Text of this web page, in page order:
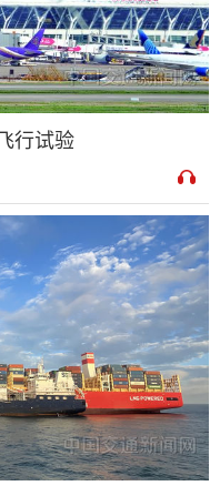
行试验